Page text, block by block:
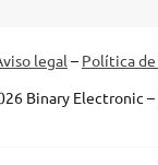
legal – Política
Binary Electronic –